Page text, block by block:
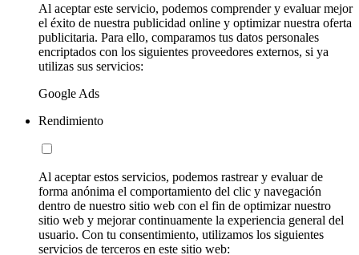
Al aceptar este servicio, podemos comprender y evaluar mejor
el éxito de nuestra publicidad online y optimizar nuestra oferta
publicitaria. Para ello, comparamos tus datos personales
encriptados con los siguientes proveedores externos, si ya
utilizas sus servicios:
Google Ads
Rendimiento
Al aceptar estos servicios, podemos rastrear y evaluar de
forma anónima el comportamiento del clic y navegación
dentro de nuestro sitio web con el fin de optimizar nuestro
sitio web y mejorar continuamente la experiencia general del
usuario. Con tu consentimiento, utilizamos los siguientes
servicios de terceros en este sitio web: